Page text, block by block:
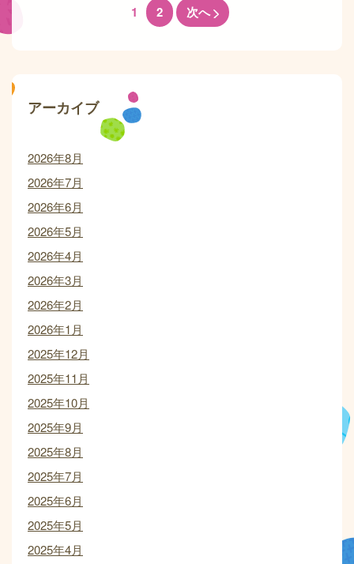
1 2 次へ
アーカイブ
2026年8月
2026年7月
2026年6月
2026年5月
2026年4月
2026年3月
2026年2月
2026年1月
2025年12月
2025年11月
2025年10月
2025年9月
2025年8月
2025年7月
2025年6月
2025年5月
2025年4月